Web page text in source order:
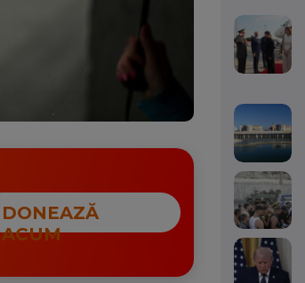
DONEAZĂ
ACUM